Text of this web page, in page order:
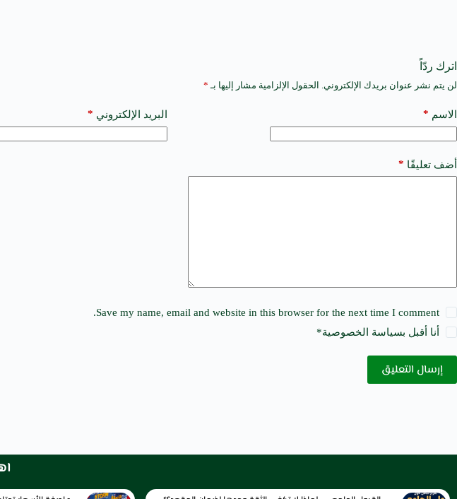
اترك ردّاً
لن يتم نشر عنوان بريدك الإلكتروني. الحقول الإلزامية مشار إليها بـ *
الاسم * البريد الإلكتروني *
أضف تعليقًا *
Save my name, email and website in this browser for the next time I comment.
أنا أقبل بسياسة الخصوصية*
إرسال التعليق
A
t
e
a
t